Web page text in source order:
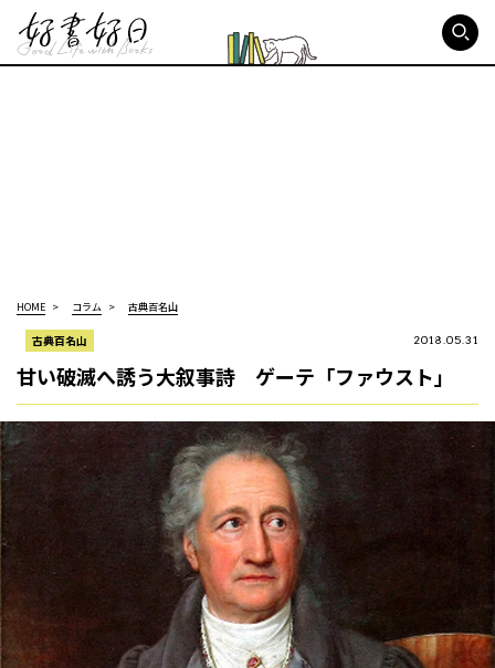
HOME コラム 古典百名山
古典百名山 2018.05.31
甘い破滅へ誘う大叙事詩 ゲーテ「ファウスト」